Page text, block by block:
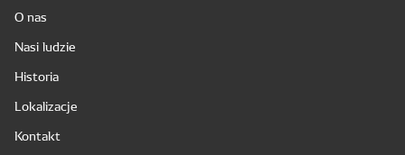
O nas
Nasi ludzie
Historia
Lokalizacje
Kontakt